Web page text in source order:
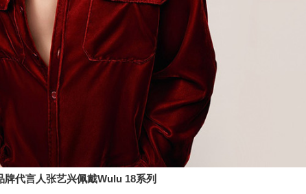
牌代言人张艺兴佩戴Wulu 18系列